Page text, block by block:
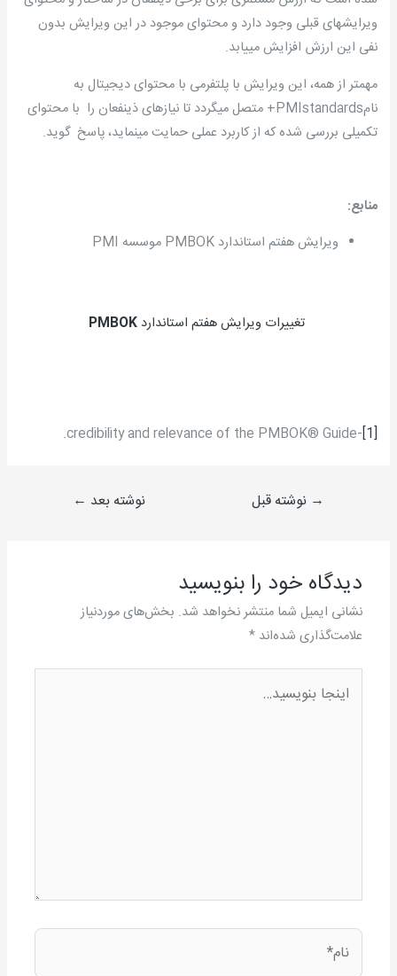
ویرایشهای قبلی وجود دارد و محتوای موجود در این ویرایش بدون
نفی این ارزش افزایش می­یابد.
مهمتر از همه، این ویرایش با پلتفرمی با محتوای دیجیتال به
نامPMIstandards+ متصل می­گردد تا نیازهای ذینفعان را با محتوای
تکمیلی بررسی شده که از کاربرد عملی حمایت می­نماید، پاسخ گوید.
منابع:
ویرایش هفتم استاندارد PMBOK موسسه PMI
تغییرات ویرایش هفتم استاندارد PMBOK
[1]
-credibility and relevance of the PMBOK® Guide.
→ نوشته قبل نوشته بعد ←
دیدگاه‌ خود را بنویسید
نشانی ایمیل شما منتشر نخواهد شد. بخش‌های موردنیاز
علامت‌گذاری شده‌اند*
بنویسید…
نام*